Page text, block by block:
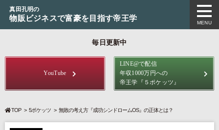
真田孔明の
物販ビジネスで富豪を目指す帝王学
MENU
毎日更新中
YouTube
LINE@で配信
年収1000万円への
帝王学 『５ポケッツ』
TOP 5ポケッツ 無敗の考え方『成功シンドロームOS』の正体とは？